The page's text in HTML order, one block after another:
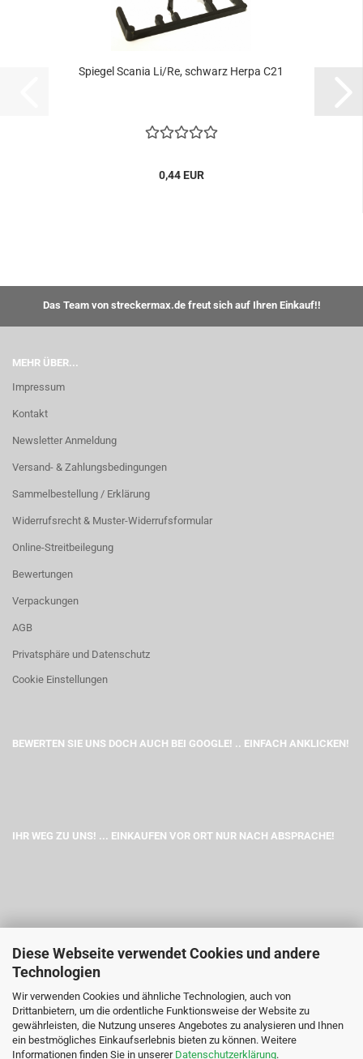
Diese Webseite verwendet Cookies und andere
Technologien
Wir verwenden Cookies und ähnliche Technologien, auch von
Drittanbietern, um die ordentliche Funktionsweise der Website zu
gewährleisten, die Nutzung unseres Angebotes zu analysieren und Ihnen
ein bestmögliches Einkaufserlebnis bieten zu können. Weitere
Informationen finden Sie in unserer Datenschutzerklärung.
Spiegel Scania Li/Re, schwarz Herpa C21
0,44 EUR
Das Team von streckermax.de freut sich auf Ihren Einkauf!!
MEHR ÜBER...
Impressum
Kontakt
Newsletter Anmeldung
Versand- & Zahlungsbedingungen
Sammelbestellung / Erklärung
Widerrufsrecht & Muster-Widerrufsformular
Online-Streitbeilegung
Bewertungen
Verpackungen
AGB
Privatsphäre und Datenschutz
Cookie Einstellungen
BEWERTEN SIE UNS DOCH AUCH BEI GOOGLE! .. EINFACH ANKLICKEN!
IHR WEG ZU UNS! ... EINKAUFEN VOR ORT NUR NACH ABSPRACHE!